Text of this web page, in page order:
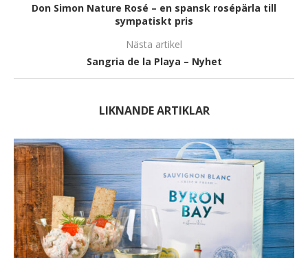
Don Simon Nature Rosé – en spansk rosépärla till
sympatiskt pris
Nästa artikel
Sangria de la Playa – Nyhet
LIKNANDE ARTIKLAR